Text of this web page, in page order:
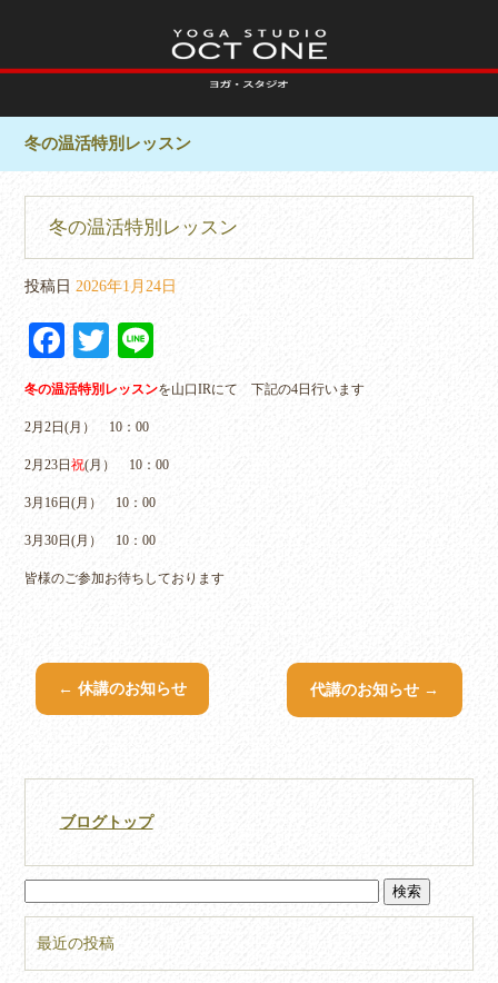
冬の温活特別レッスン
冬の温活特別レッスン
投稿日 2026年1月24日
Fa
ce
bo
ok
T
wi
tte
ne
冬の温活特別レッスンを山口IRにて 下記の4日行います
2月2日(月） 10：00
2月23日祝(月） 10：00
3月16日(月） 10：00
3月30日(月） 10：00
皆様のご参加お待ちしております
← 休講のお知らせ 代講のお知らせ →
ブログトップ
最近の投稿